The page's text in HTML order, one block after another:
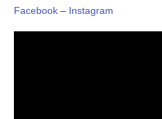
Facebook – Instagram